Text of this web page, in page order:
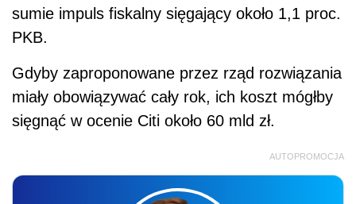
sumie impuls fiskalny sięgający około 1,1 proc.
PKB.
Gdyby zaproponowane przez rząd rozwiązania
miały obowiązywać cały rok, ich koszt mógłby
sięgnąć w ocenie Citi około 60 mld zł.
AUTOPROMOCJA